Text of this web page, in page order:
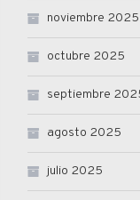
noviembre 2025
octubre 2025
septiembre
agosto 2025
julio 2025